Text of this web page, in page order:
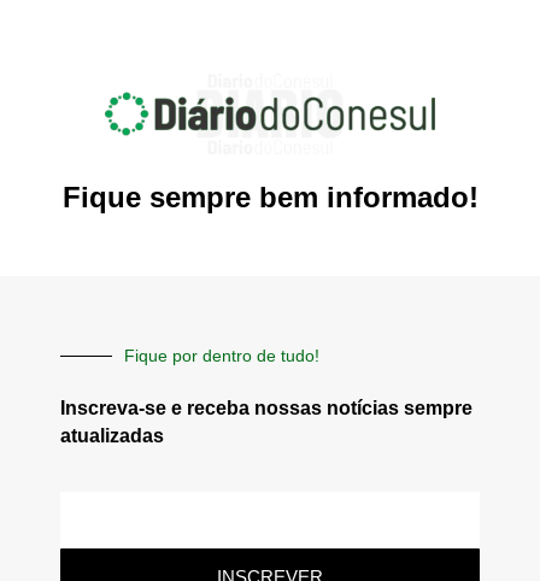
Fique sempre bem informado!
Fique por dentro de tudo!
Inscreva-se e receba nossas notícias sempre
atualizadas
INSCREVER